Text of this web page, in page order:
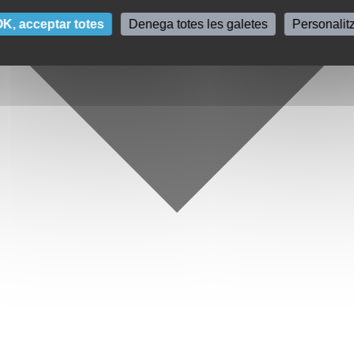
acceptar totes Denega totes les galetes